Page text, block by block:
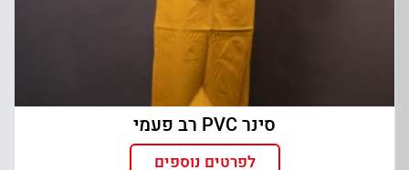
סינר PVC רב פעמי
לפרטים נוספים